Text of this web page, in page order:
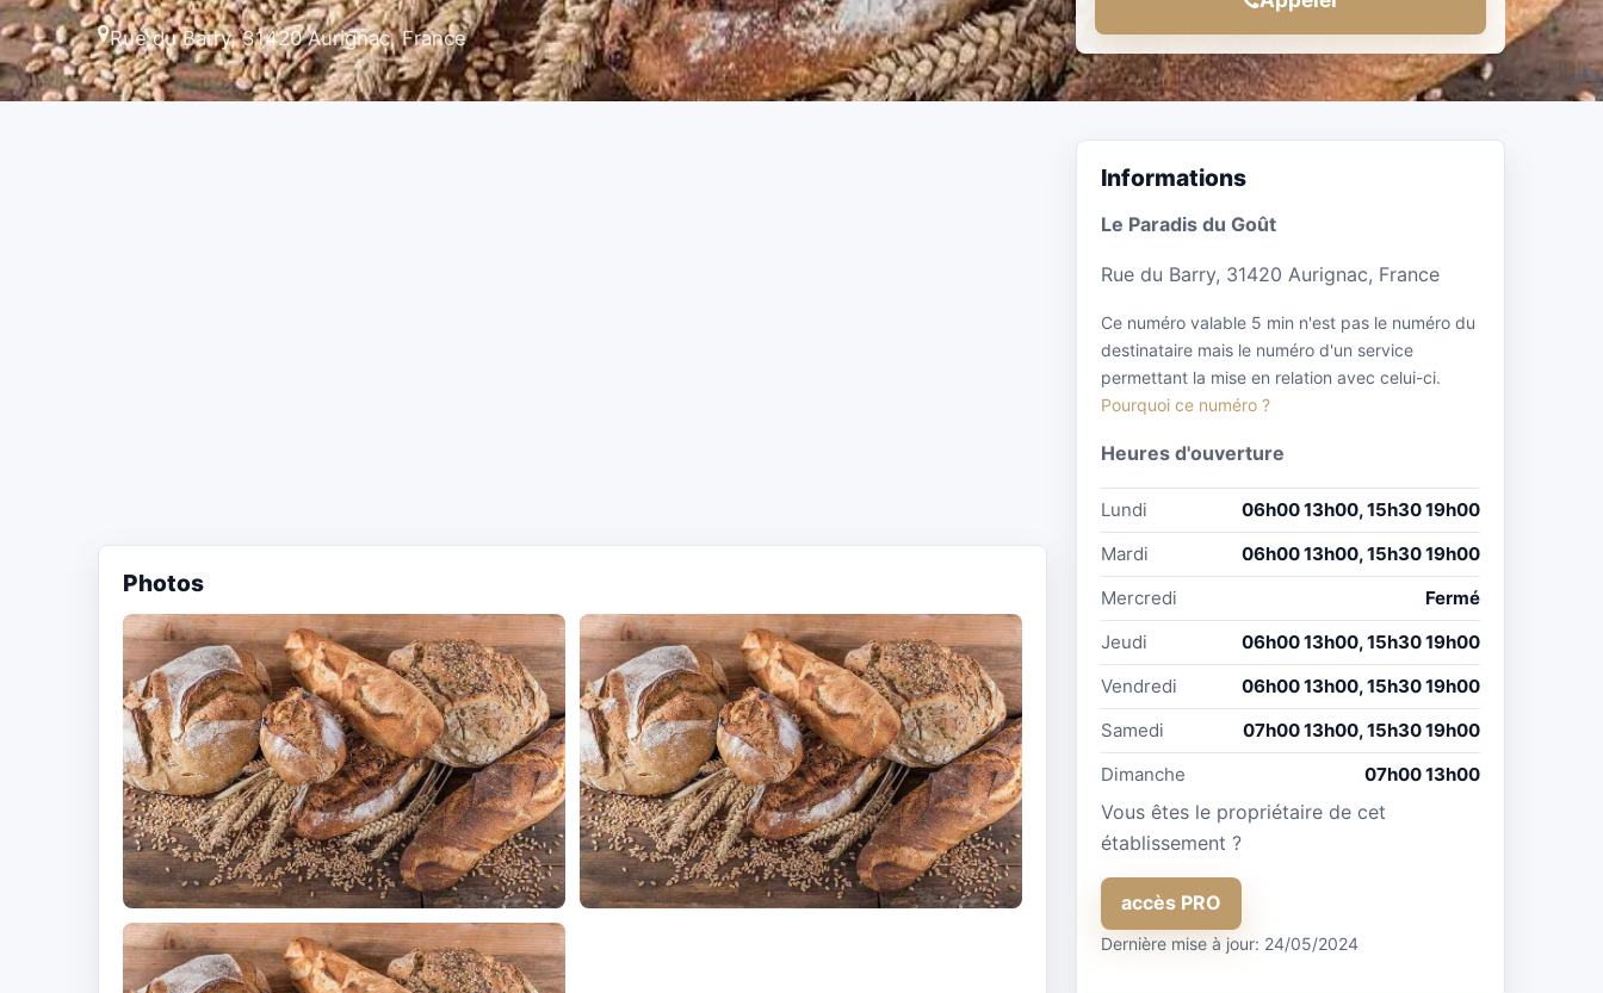
Rue du Barry, 31420 Aurignac, France
Photos
Informations
Le Paradis du Goût
Rue du Barry, 31420 Aurignac, France
Ce numéro valable 5 min n'est pas le numéro du
destinataire mais le numéro d'un service
permettant la mise en relation avec celui-ci.
Pourquoi ce numéro ?
Heures d'ouverture
Lundi
06h00 13h00, 15h30 19h00
Mardi
06h00 13h00, 15h30 19h00
Mercredi
Fermé
Jeudi
06h00 13h00, 15h30 19h00
Vendredi
06h00 13h00, 15h30 19h00
Samedi
07h00 13h00, 15h30 19h00
Dimanche
07h00 13h00
Vous êtes le propriétaire de cet
établissement ?
accès PRO
Dernière mise à jour: 24/05/2024